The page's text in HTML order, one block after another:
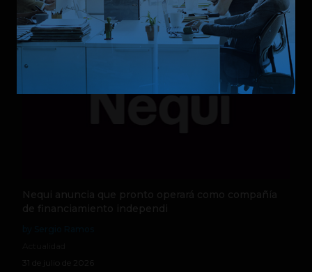
5 de agosto de 2026
Nequi anuncia que pronto operará como compañía
de financiamiento independi
31 de julio de 2026